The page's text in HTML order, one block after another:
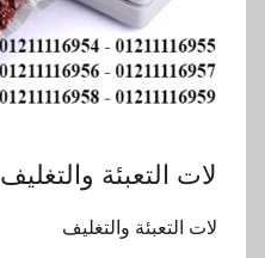
لات التعبئة والتغليف
لات التعبئة والتغليف